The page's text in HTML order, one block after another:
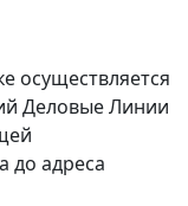
осуществляется
Деловые Линии
до адреса